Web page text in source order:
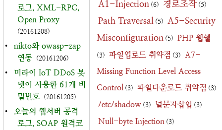
로그, XML-RPC,
Open Proxy
(20161208)
•
nikto와 owasp-zap
연동 (20161206)
•
미라이 IoT DDoS 봇
넷이 사용한 61개 비
밀번호 (20161205)
•
오늘의 웹서버 공격
로그, SOAP 원격코
A1-Injection (6) 경로조작 (5)
Path Traversal (5)
A5-Security
Misconfiguration (5) PHP 웹쉘
(3) 파일업로드 취약점 (3) A7-
Missing Function Level Access
Control (3) 파일다운로드 취약점 (3)
/etc/shadow (3) 널문자삽입 (3)
Null-byte Injection (3)